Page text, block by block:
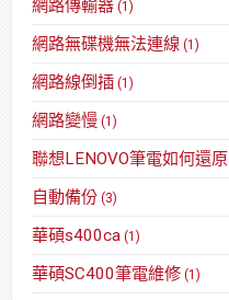
網路傳輸器 (1)
網路無碟機無法連線 (1)
網路線倒插 (1)
網路變慢 (1)
聯想LENOVO筆電如何還原
自動備份 (3)
華碩s400ca (1)
華碩SC400筆電維修 (1)